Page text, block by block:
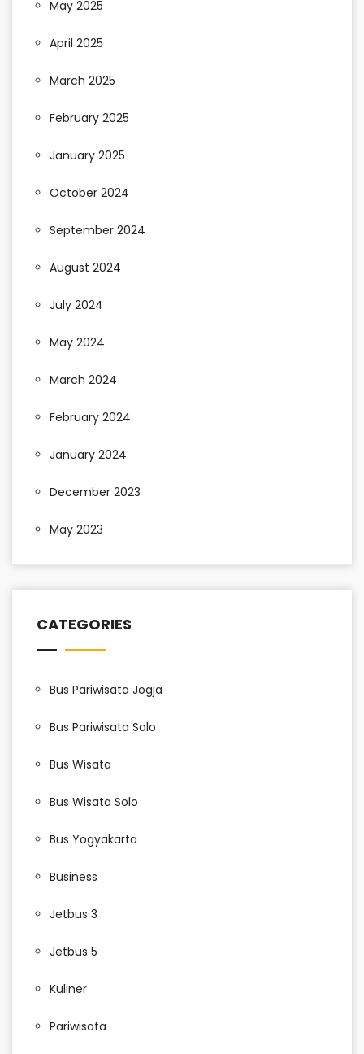
May 2025
April 2025
March 2025
February 2025
January 2025
October 2024
September 2024
August 2024
July 2024
May 2024
March 2024
February 2024
January 2024
December 2023
May 2023
CATEGORIES
Bus Pariwisata Jogja
Bus Pariwisata Solo
Bus Wisata
Bus Wisata Solo
Bus Yogyakarta
Business
Jetbus 3
Jetbus 5
Kuliner
Pariwisata